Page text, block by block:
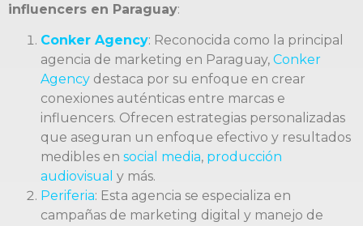
influencers en Paraguay:
Conker Agency: Reconocida como la principal
agencia de marketing en Paraguay, Conker
Agency destaca por su enfoque en crear
conexiones auténticas entre marcas e
influencers. Ofrecen estrategias personalizadas
que aseguran un enfoque efectivo y resultados
medibles en social media, producción
audiovisual y más.
Periferia: Esta agencia se especializa en
campañas de marketing digital y manejo de